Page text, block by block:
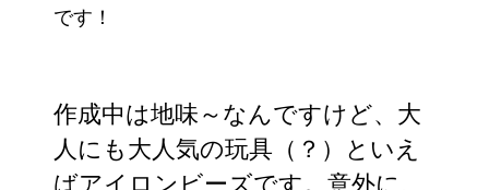
です！
作成中は地味～なんですけど、大
人にも大人気の玩具（？）といえ
ばアイロンビーズです。意外に、